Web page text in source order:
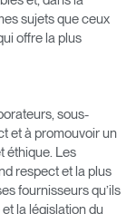
sujets que ceux
offre la plus
sous-
et à promouvoir un
éthique. Les
respect et la plus
fournisseurs qu’ils
la législation du